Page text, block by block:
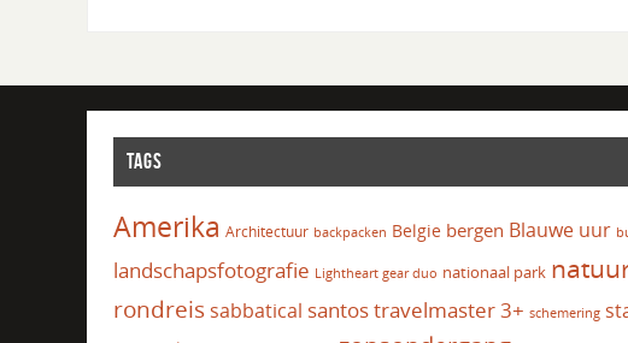
TAGS
Amerika Architectuur backpacken Belgie bergen Blauwe uur
landschapsfotografie Lightheart gear duo nationaal park
rondreis sabbatical santos travelmaster 3+ schemering